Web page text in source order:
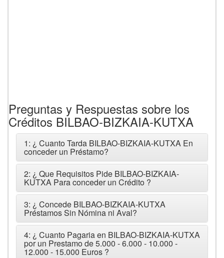
Preguntas y Respuestas sobre los
Créditos BILBAO-BIZKAIA-KUTXA
1: ¿ Cuanto Tarda BILBAO-BIZKAIA-KUTXA En
conceder un Préstamo?
2: ¿ Que Requisitos Pide BILBAO-BIZKAIA-
KUTXA Para conceder un Crédito ?
3: ¿ Concede BILBAO-BIZKAIA-KUTXA
Préstamos Sin Nómina ni Aval?
4: ¿ Cuanto Pagaria en BILBAO-BIZKAIA-KUTXA
por un Prestamo de 5.000 - 6.000 - 10.000 -
12.000 - 15.000 Euros ?